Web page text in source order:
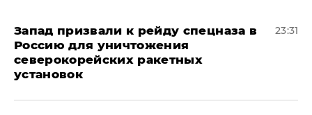
Запад призвали к рейду спецназа в
Россию для уничтожения
северокорейских ракетных
установок
23:31